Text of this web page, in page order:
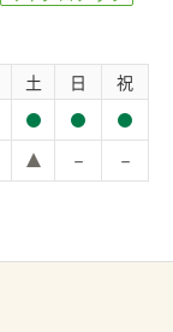
土 日 祝
－ －